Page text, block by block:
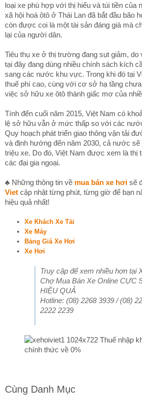
loại xe phù hợp với thị hiếu và túi tiền của
xã hội hoá ôtô ở Thái Lan đã bắt đầu bão
còn được coi là một tài sản đáng giá mà
lại của người dân.
Tiêu thụ xe ở thị trường đang sụt giảm, do
tại đây đang dùng nhiều chính sách kích
sang các nước khu vực. Trong khi đó tại
thuế phí cao, cùng với cơ sở hạ tầng
việc sở hữu xe ôtô thành giấc mơ của
Tính đến cuối năm 2015, Việt Nam có
lệ sở hữu vẫn ở mức thấp so với các
Quy hoạch phát triển giao thông vận tải
và định hướng đến năm 2030, cả nước sẽ
triệu xe. Do đó, Việt Nam được xem là thị
các đại gia ngoại.
♣ Những thông tin về mua bán xe hơi sẽ
Viet cập nhật từng phút, từng giờ để bạn
hiệu quả nhất!
Xe Khách Xe Tải
Xe Máy
Bảng Giá Xe Hơi
Xe Hơi
Truy cập để xem nhiều hơn tại
Chợ Mua Bán Xe Online CỰC
HIỆU QUẢ
Hotline: (08) 2268 3939 / (08)
2222 2239
Cùng Danh Mục